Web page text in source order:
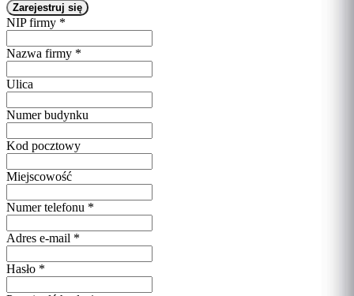
NIP firmy *
Nazwa firmy *
Ulica
Numer budynku
Kod pocztowy
Miejscowość
Numer telefonu *
Adres e-mail *
Hasło *